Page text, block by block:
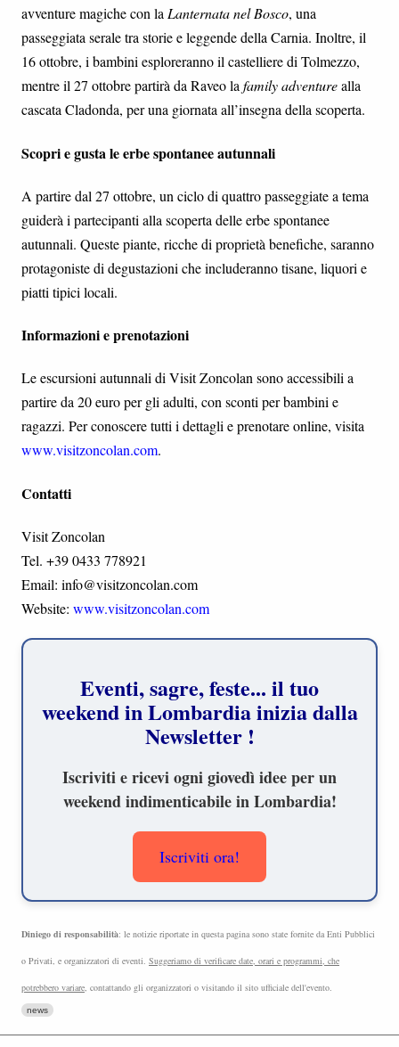
avventure magiche con laLanternata nel Bosco, una
passeggiata serale tra storie e leggende della Carnia. Inoltre, il
16 ottobre, i bambini esploreranno il castelliere di Tolmezzo,
mentre il 27 ottobre partirà da Raveo lafamily adventurealla
cascata Cladonda, per una giornata all’insegna della scoperta.
Scopri e gusta le erbe spontanee autunnali
A partire dal 27 ottobre, un ciclo di quattro passeggiate a tema
guiderà i partecipanti alla scoperta delle erbe spontanee
autunnali. Queste piante, ricche di proprietà benefiche, saranno
protagoniste di degustazioni che includeranno tisane, liquori e
piatti tipici locali.
Informazioni e prenotazioni
Le escursioni autunnali di Visit Zoncolan sono accessibili a
partire da 20 euro per gli adulti, con sconti per bambini e
ragazzi. Per conoscere tutti i dettagli e prenotare online, visita
www.visitzoncolan.com.
Contatti
Visit Zoncolan
Tel. +39 0433 778921
Email: info@visitzoncolan.com
Website: www.visitzoncolan.com
esclusivi su
unisciti a noi!
o Privati, e organizzatori di eventi.Suggeriamo di verificare date, orari e programmi, che
potrebbero variare, contattando gli organizzatori o visitando il sito ufficiale dell'evento.